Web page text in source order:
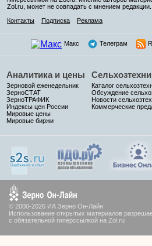
Zol.ru, может не совпадать с мнением редакции.
Контакты
Подписка Реклама
Макс Телеграм
Аналитика и цены
Зерновой еженедельник
ЗерноСТАТ
ЗерноТРАФИК
Индексы цен России
Мировые цены
Мировые биржи
Каталог
Обсуждение
Новости
Коммерческие
© 2000-2026 ИА Зерно Он-Лайн
Использование открытых материалов
с обязательной гиперссылкой на Zol.ru